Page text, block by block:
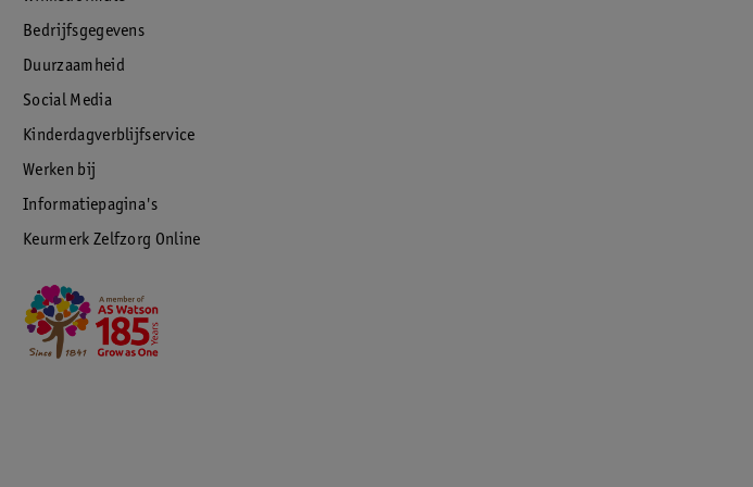
Bedrijfsgegevens
Duurzaamheid
Social Media
Kinderdagverblijfservice
Werken bij
Informatiepagina's
Keurmerk Zelfzorg Online